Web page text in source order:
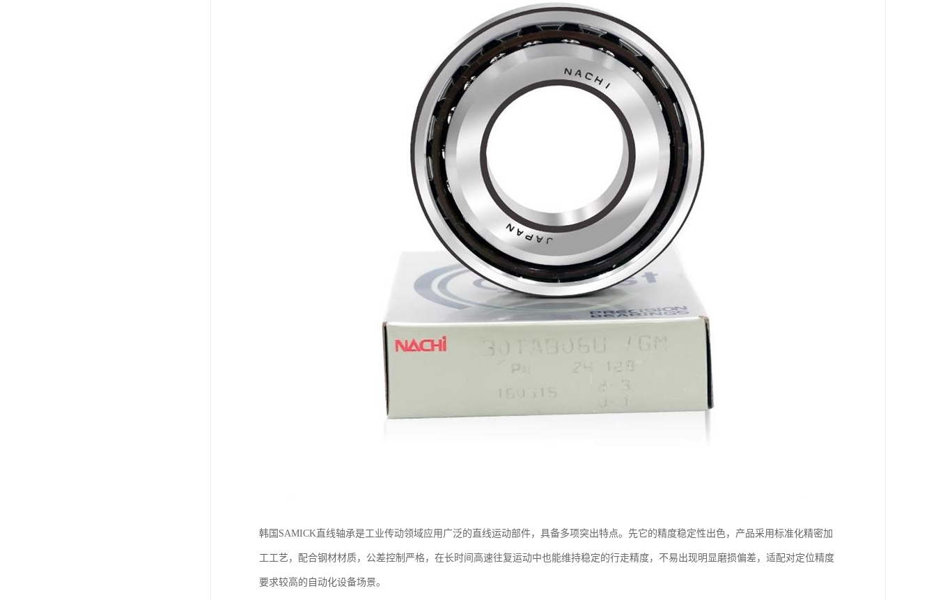
韩国SAMICK直线轴承是工业传动领域应用广泛的直线运动部件，具备多项突出特点。先它的精度稳定性出色，产品采用标准化精密加
工工艺，配合钢材材质，公差控制严格，在长时间高速往复运动中也能维持稳定的行走精度，不易出现明显磨损偏差，适配对定位精度
要求较高的自动化设备场景。